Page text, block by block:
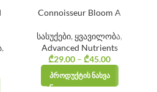
,
Connoisseur Bloom A
სასუქები, ყვავილობა,
Advanced Nutrients
₾29.00 – ₾45.00
range:
₾29.00
ᲞᲠᲝᲓᲣᲥᲢᲘᲡ ᲜᲐᲮᲕᲐ